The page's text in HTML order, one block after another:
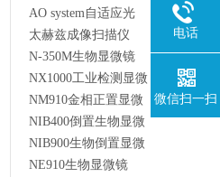
AO system自适应光
太赫兹成像扫描仪
N-350M生物显微镜
NX1000工业检测显微
NM910金相正置显微
NIB400倒置生物显微
NIB900生物倒置显微
NE910生物显微镜
电话
微信扫一扫